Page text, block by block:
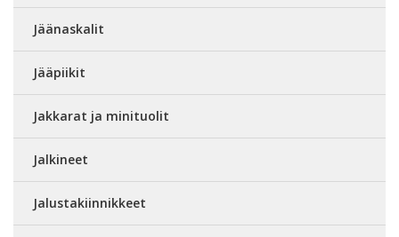
Jäänaskalit
Jääpiikit
Jakkarat ja minituolit
Jalkineet
Jalustakiinnikkeet